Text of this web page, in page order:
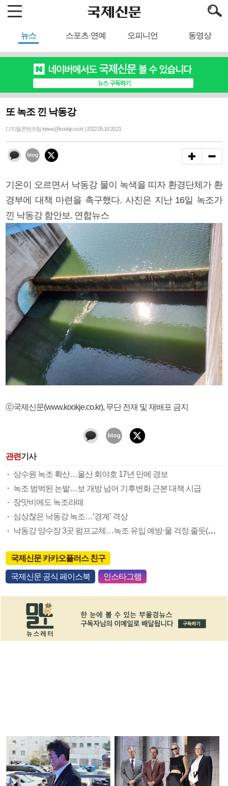
뉴스 스포츠·연예 오피니언 동영상
또 녹조 낀 낙동강
디지털콘텐츠팀 inews@kookje.co.kr | 2022.05.18 20:21
기온이 오르면서 낙동강 물이 녹색을 띠자 환경단체가 환
경부에 대책 마련을 촉구했다. 사진은 지난 16일 녹조가
낀 낙동강 함안보. 연합뉴스
ⓒ국제신문(www.kookje.co.kr), 무단 전재 및 재배포 금지
관련기사
상수원 녹조 확산…울산 회야호 17년 만에 경보
녹조 범벅된 논밭…보 개방 넘어 기후변화 근본 대책 시급
장맛비에도 녹조라떼
심상찮은 낙동강 녹조…‘경계’ 격상
낙동강 양수장 3곳 펌프교체…녹조 유입 예방·물 걱정 줄듯(종합)
국제신문 카카오플러스 친구
국제신문 공식 페이스북 인스타그램